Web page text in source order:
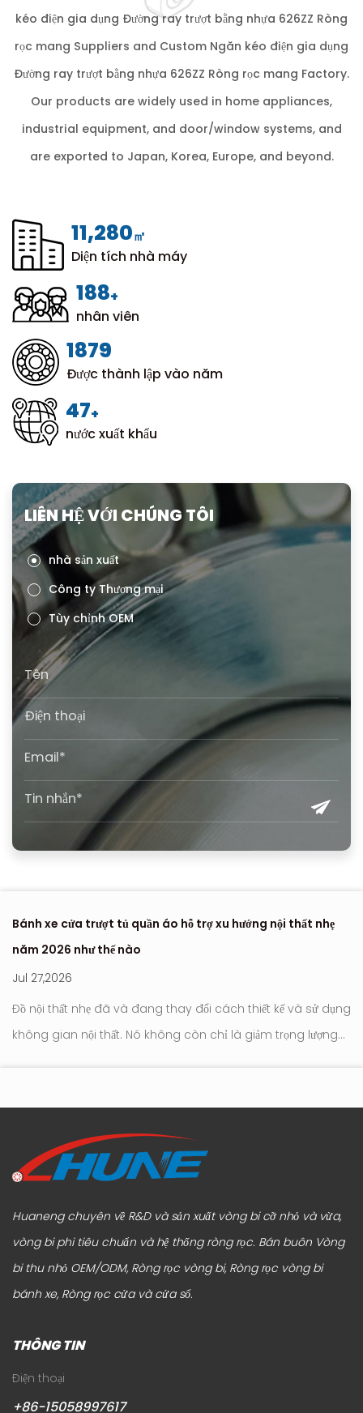
12,000㎡
Diện tích nhà máy
200+
nhân viên
1999
Được thành lập vào năm
50+
nước xuất khẩu
kéo điện gia dụng Đường ray trượt bằng nhựa 626ZZ Ròng
rọc mang Suppliers and Custom Ngăn kéo điện gia dụng
Đường ray trượt bằng nhựa 626ZZ Ròng rọc mang Factory.
Our products are widely used in home appliances,
industrial equipment, and door/window systems, and
are exported to Japan, Korea, Europe, and beyond.
LIÊN HỆ VỚI CHÚNG TÔI
nhà sản xuất
Công ty Thương mại
Tùy chỉnh OEM
Bánh xe cửa trượt tủ quần áo hỗ trợ xu hướng nội thất nhẹ
năm 2026 như thế nào
Jul 27,2026
Đồ nội thất nhẹ đã và đang thay đổi cách thiết kế và sử dụng
không gian nội thất. Nó không còn chỉ là giảm trọng lượng
Huaneng chuyên về R&D và sản xuất vòng bi cỡ nhỏ và vừa,
vòng bi phi tiêu chuẩn và hệ thống ròng rọc. Bán buôn Vòng
bi thu nhỏ OEM/ODM, Ròng rọc vòng bi, Ròng rọc vòng bi
bánh xe, Ròng rọc cửa và cửa sổ.
THÔNG TIN
Điện thoại
+86-15058997617